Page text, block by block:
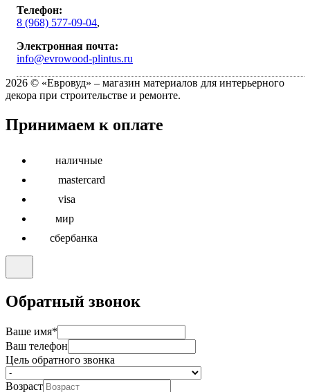
Телефон:
8 (968) 577-09-04,
Электронная почта:
info@evrowood-plintus.ru
2026 © «Евровуд» – магазин материалов для интерьерного
декора при строительстве и ремонте.
Принимаем к оплате
наличные
mastercard
visa
мир
сбербанка
Обратный звонок
Ваше имя*
Ваш телефон
Цель обратного звонка
Возраст